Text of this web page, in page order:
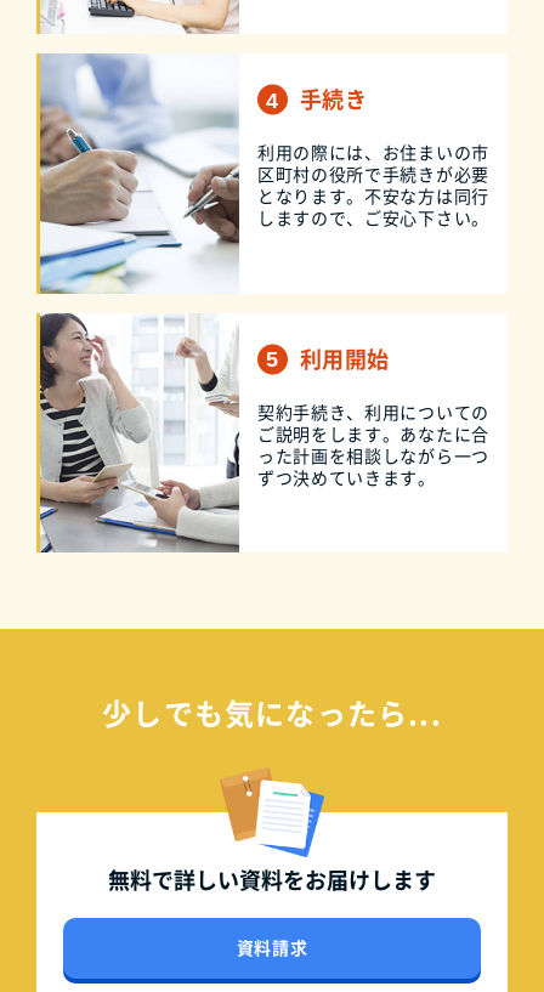
手続き
利用の際には、お住まいの市
区町村の役所で手続きが必要
となります。不安な方は同行
しますので、ご安心下さい。
利用開始
契約手続き、利用についての
ご説明をします。あなたに合
った計画を相談しながら一つ
ずつ決めていきます。
少しでも気になったら...
無料で詳しい資料をお届けします
資料請求